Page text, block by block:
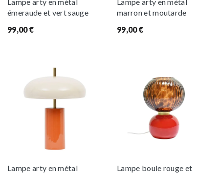
émeraude et vert sauge
99,00€
marron et moutarde
99,00€
Lampe arty en métal
Lampe boule rouge et